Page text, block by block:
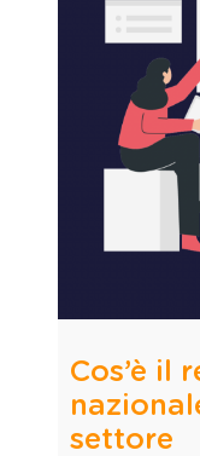
Cos’è il
settore